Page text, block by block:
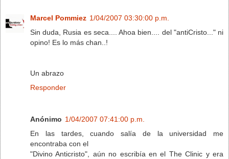
Marcel Pommiez 1/04/2007 03:30:00 p.m.
Sin duda, Rusia es seca.... Ahoa bien.... del "antiCristo..." ni
opino! Es lo más chan..!
Un abrazo
Responder
Anónimo 1/04/2007 07:41:00 p.m.
En las tardes, cuando salía de la universidad me
encontraba con el
"Divino Anticristo", aún no escribía en el The Clinic y era